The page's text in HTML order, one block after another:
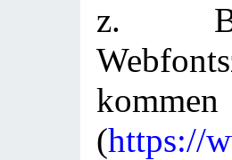
z.
kommen
(https://